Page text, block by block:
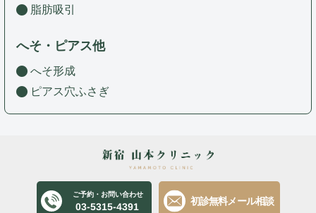
脂肪吸引
へそ・ピアス他
へそ形成
ピアス穴ふさぎ
ご予約・お問い合わせ
03-5315-4391
初診無料メール相談